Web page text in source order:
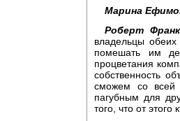
Марина
Роберт
владельцы
помешать им
процветания
собственность
сможем со всей
пагубным для
того, что от этого